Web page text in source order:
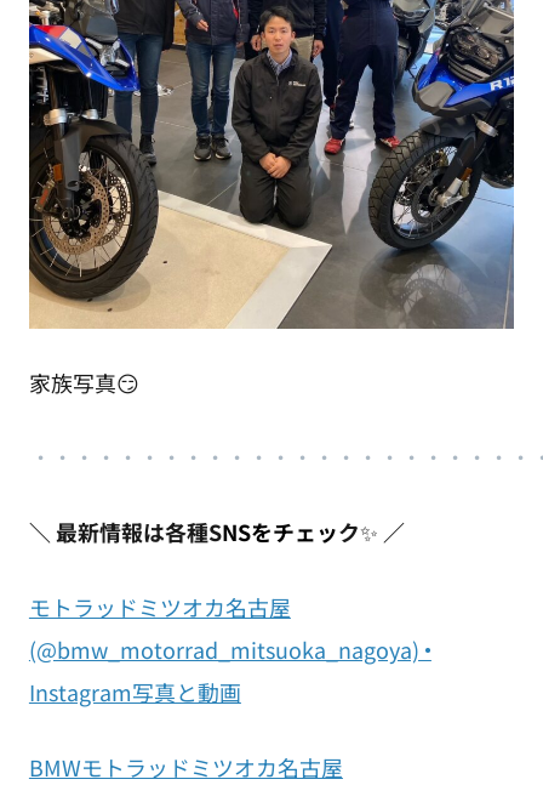
家族写真😏
・ ・・・・・・・・・・・・・・・・・・・・・
＼ 最新情報は各種SNSをチェック✨ ／
モトラッドミツオカ名古屋
(@bmw_motorrad_mitsuoka_nagoya) •
Instagram写真と動画
BMWモトラッドミツオカ名古屋